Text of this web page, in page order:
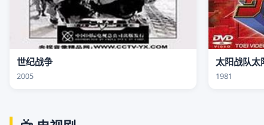
世纪战争
2005
太阳战队太
1981